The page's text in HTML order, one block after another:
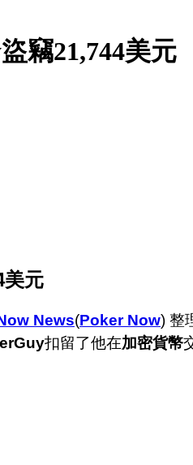
竊21,744美元
元
News(Poker Now) 整
扣留了他在加密貨幣